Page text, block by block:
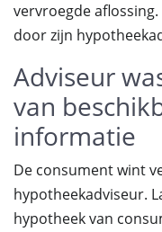
vervroegde
door zijn
Adviseur
van
informatie
De consument wint
hypotheekadviseur.
hypotheek van